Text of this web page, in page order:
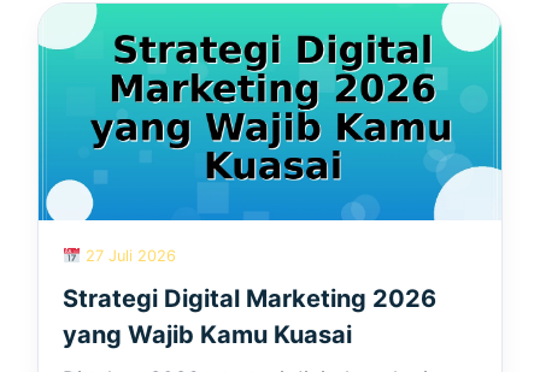
27 Juli 2026
Strategi Digital Marketing 2026
yang Wajib Kamu Kuasai